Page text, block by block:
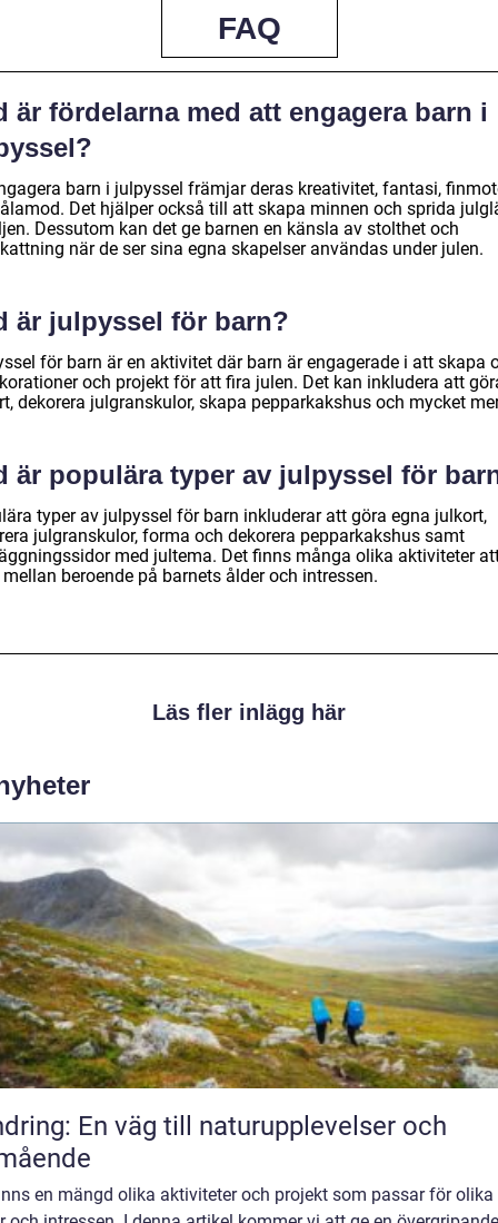
FAQ
är fördelarna med att engagera barn i
barn i julpyssel främjar deras kreativitet, fantasi,
Det hjälper också till att skapa minnen och sprida
Dessutom kan det ge barnen en känsla av stolthet och
när de ser sina egna skapelser användas under julen.
är julpyssel för barn?
för barn är en aktivitet där barn är engagerade i att skapa
och projekt för att fira julen. Det kan inkludera att
dekorera julgranskulor, skapa pepparkakshus och mycket
är populära typer av julpyssel för
typer av julpyssel för barn inkluderar att göra egna julkort,
julgranskulor, forma och dekorera pepparkakshus samt
med jultema. Det finns många olika aktiviteter
beroende på barnets ålder och intressen.
Läs fler inlägg här
En väg till naturupplevelser och
en mängd olika aktiviteter och projekt som passar för olika